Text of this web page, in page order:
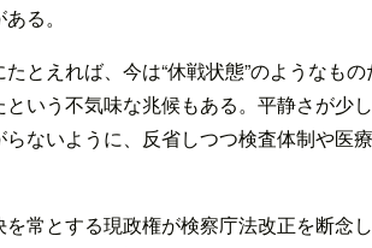
る。
とえれば、今は“休戦状態”のようなも
いう不気味な兆候もある。平静さが少
ないように、反省しつつ検査体制や医
常とする現政権が検察庁法改正を断念